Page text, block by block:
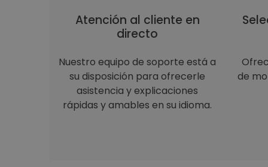
Atención al cliente en
directo
Nuestro equipo de soporte está a
su disposición para ofrecerle
asistencia y explicaciones
rápidas y amables en su idioma.
de